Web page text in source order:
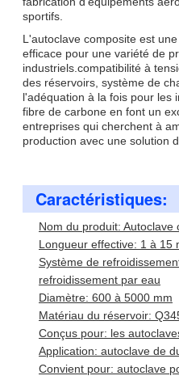
sportifs.
L'autoclave composite est
efficace pour une variété de
industriels.compatibilité à
des réservoirs, système de
l'adéquation à la fois pour les
fibre de carbone en font un
entreprises qui cherchent à
production avec une solution
Caractéristiques:
Nom du produit: Autoclave
Longueur effective: 1 à 15
Système de
refroidissement par eau
Diamètre: 600 à 5000 mm
Matériau du réservoir:
Conçus pour: les
Application: autoclave de
Convient pour: autoclave